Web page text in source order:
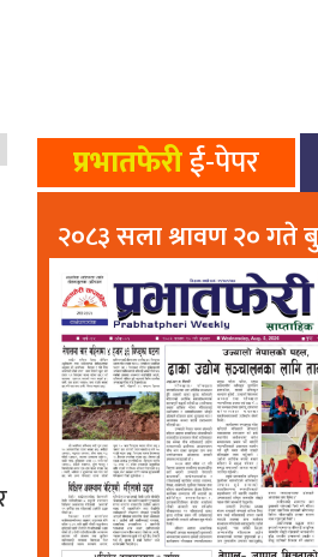
प्रभातफेरीई-पेपर
२०८३ सला श्रावण २० गते